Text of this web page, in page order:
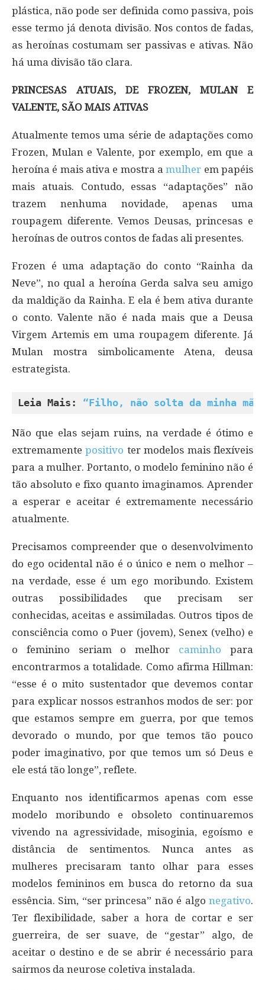
plástica, não pode ser definida como passiva, pois
esse termo já denota divisão. Nos contos de fadas,
as heroínas costumam ser passivas e ativas. Não
há uma divisão tão clara.
PRINCESAS ATUAIS, DE FROZEN, MULAN E
VALENTE, SÃO MAIS ATIVAS
Atualmente temos uma série de adaptações como
Frozen, Mulan e Valente, por exemplo, em que a
heroína é mais ativa e mostra amulher em papéis
mais atuais. Contudo, essas “adaptações” não
trazem nenhuma novidade, apenas uma
roupagem diferente. Vemos Deusas, princesas e
heroínas de outros contos de fadas ali presentes.
Frozen é uma adaptação do conto “Rainha da
Neve”, no qual a heroína Gerda salva seu amigo
da maldição da Rainha. E ela é bem ativa durante
o conto. Valente não é nada mais que a Deusa
Virgem Artemis em uma roupagem diferente. Já
Mulan mostra simbolicamente Atena, deusa
estrategista.
Leia Mais: “Filho, não solta da minha
Não que elas sejam ruins, na verdade é ótimo e
extremamentepositivo ter modelos mais flexíveis
para a mulher. Portanto, o modelo feminino não é
tão absoluto e fixo quanto imaginamos. Aprender
a esperar e aceitar é extremamente necessário
atualmente.
Precisamos compreender que o desenvolvimento
do ego ocidental não é o único e nem o melhor –
na verdade, esse é um ego moribundo. Existem
outras possibilidades que precisam ser
conhecidas, aceitas e assimiladas. Outros tipos de
consciência como o Puer (jovem), Senex (velho) e
o feminino seriam o melhor caminhopara
encontrarmos a totalidade. Como afirma Hillman:
“esse é o mito sustentador que devemos contar
para explicar nossos estranhos modos de ser: por
que estamos sempre em guerra, por que temos
devorado o mundo, por que temos tão pouco
poder imaginativo, por que temos um só Deus e
ele está tão longe”, reflete.
Enquanto nos identificarmos apenas com esse
modelo moribundo e obsoleto continuaremos
vivendo na agressividade, misoginia, egoísmo e
distância de sentimentos. Nunca antes as
mulheres precisaram tanto olhar para esses
modelos femininos em busca do retorno da sua
essência. Sim, “ser princesa” não é algo negativo.
Ter flexibilidade, saber a hora de cortar e ser
guerreira, de ser suave, de “gestar” algo, de
aceitar o destino e de se abrir é necessário para
sairmos da neurose coletiva instalada.